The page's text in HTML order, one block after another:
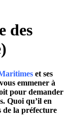
des
et ses
emmener à
pour demander
Quoi qu’il en
de la préfecture